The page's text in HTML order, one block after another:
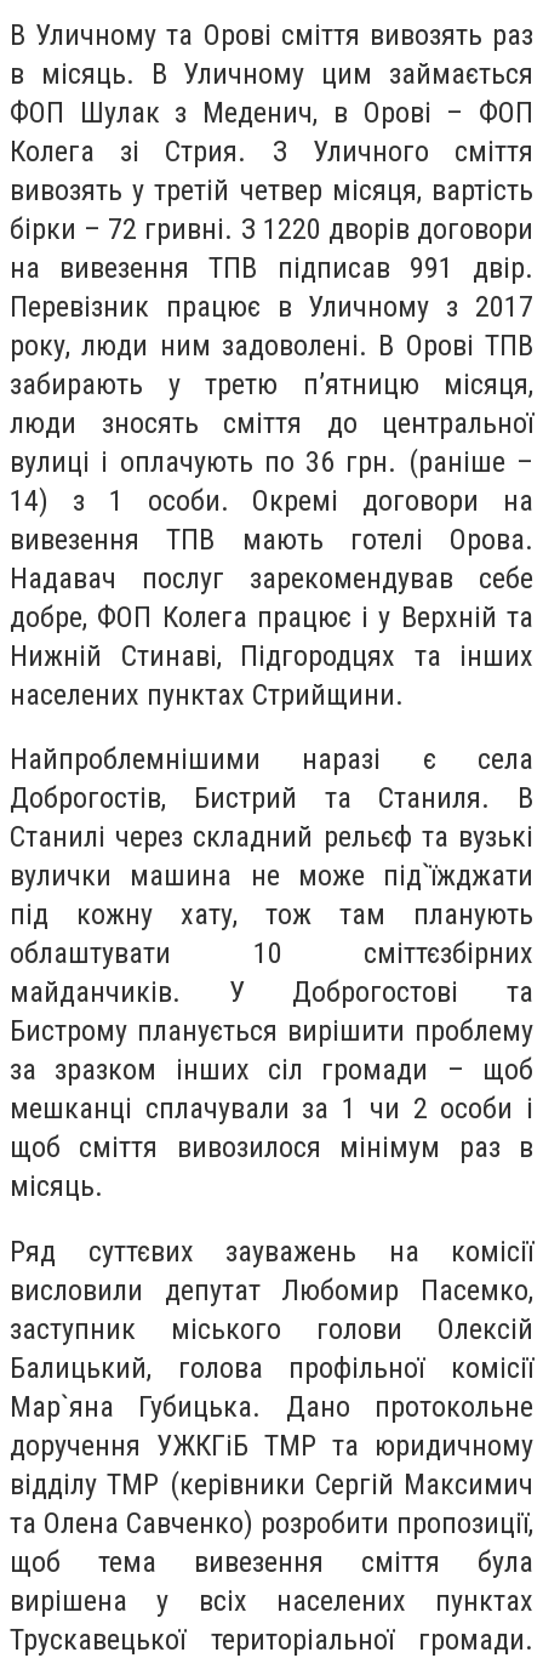
В Уличному та Орові сміття вивозять раз
в місяць. В Уличному цим займається
ФОП Шулак з Меденич, в Орові – ФОП
Колега зі Стрия. З Уличного сміття
вивозять у третій четвер місяця, вартість
бірки – 72 гривні. З 1220 дворів договори
на вивезення ТПВ підписав 991 двір.
Перевізник працює в Уличному з 2017
року, люди ним задоволені. В Орові ТПВ
забирають у третю п’ятницю місяця,
люди зносять сміття до центральної
вулиці і оплачують по 36 грн. (раніше –
14) з 1 особи. Окремі договори на
вивезення ТПВ мають готелі Орова.
Надавач послуг зарекомендував себе
добре, ФОП Колега працює і у Верхній та
Нижній Стинаві, Підгородцях та інших
населених пунктах Стрийщини.
Найпроблемнішими наразі є села
Доброгостів, Бистрий та Станиля. В
Станилі через складний рельєф та вузькі
вулички машина не може під`їжджати
під кожну хату, тож там планують
облаштувати 10 сміттєзбірних
майданчиків. У Доброгостові та
Бистрому планується вирішити проблему
за зразком інших сіл громади – щоб
мешканці сплачували за 1 чи 2 особи і
щоб сміття вивозилося мінімум раз в
місяць.
Ряд суттєвих зауважень на комісії
висловили депутат Любомир Пасемко,
заступник міського голови Олексій
Балицький, голова профільної комісії
Мар`яна Губицька. Дано протокольне
доручення УЖКГіБ ТМР та юридичному
відділу ТМР (керівники Сергій Максимич
та Олена Савченко) розробити пропозиції,
щоб тема вивезення сміття була
вирішена у всіх населених пунктах
Трускавецької територіальної громади.